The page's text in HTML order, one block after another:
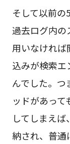
そして以前の
過去ログ内の
用いなければ
込みが検索
んでした。つ
ッドがあっ
してしまえ
納され、普